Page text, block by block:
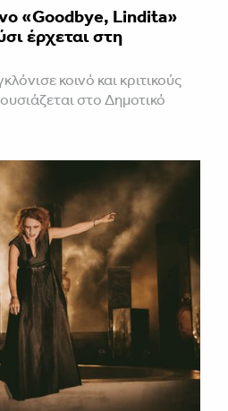
«Goodbye, Lindita»
έρχεται στη
κοινό και κριτικούς
στο Δημοτικό